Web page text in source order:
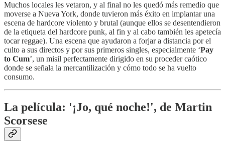
Muchos locales les vetaron, y al final no les quedó más remedio que
moverse a Nueva York, donde tuvieron más éxito en implantar una
escena de hardcore violento y brutal (aunque ellos se desentendieron
de la etiqueta del hardcore punk, al fin y al cabo también les apetecía
tocar reggae). Una escena que ayudaron a forjar a distancia por el
culto a sus directos y por sus primeros singles, especialmente ‘Pay
to Cum’, un misil perfectamente dirigido en su proceder caótico
donde se señala la mercantilización y cómo todo se ha vuelto
consumo.
La película: '¡Jo, qué noche!', de Martin
Scorsese